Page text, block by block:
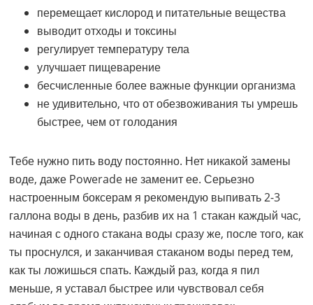
перемещает кислород и питательные вещества
выводит отходы и токсины
регулирует температуру тела
улучшает пищеварение
бесчисленные более важные функции организма
не удивительно, что от обезвоживания ты умрешь
быстрее, чем от голодания
Тебе нужно пить воду постоянно. Нет никакой замены
воде, даже Powerade не заменит ее. Серьезно
настроенным боксерам я рекомендую выпивать 2-3
галлона воды в день, разбив их на 1 стакан каждый час,
начиная с одного стакана воды сразу же, после того, как
ты проснулся, и заканчивая стаканом воды перед тем,
как ты ложишься спать. Каждый раз, когда я пил
меньше, я уставал быстрее или чувствовал себя